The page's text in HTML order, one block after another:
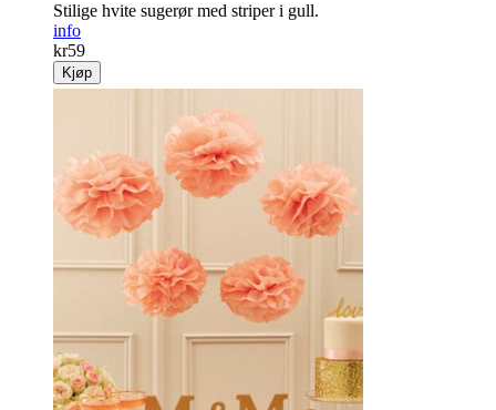
Stilige hvite sugerør med striper i gull.
info
kr59
Kjøp